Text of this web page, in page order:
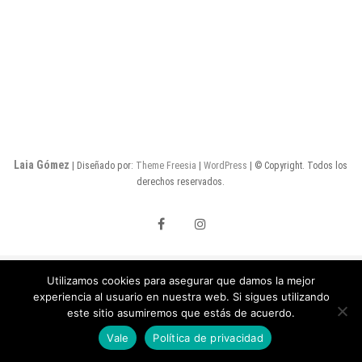
Laia Gómez | Diseñado por: Theme Freesia |WordPress
| © Copyright. Todos los
derechos reservados.
facebookinstagram
Utilizamos cookies para asegurar que damos la mejor
experiencia al usuario en nuestra web. Si sigues utilizando
este sitio asumiremos que estás de acuerdo.
Vale
Política de privacidad